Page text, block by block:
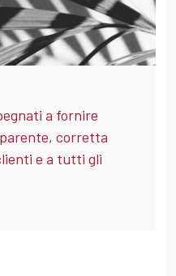
a fornire
corretta
e a tutti gli